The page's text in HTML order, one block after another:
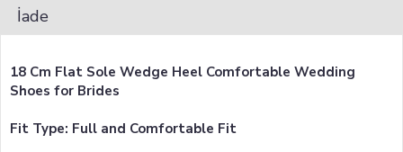
İade
18 Cm Flat Sole Wedge Heel Comfortable Wedding
Shoes for Brides
Fit Type: Full and Comfortable Fit